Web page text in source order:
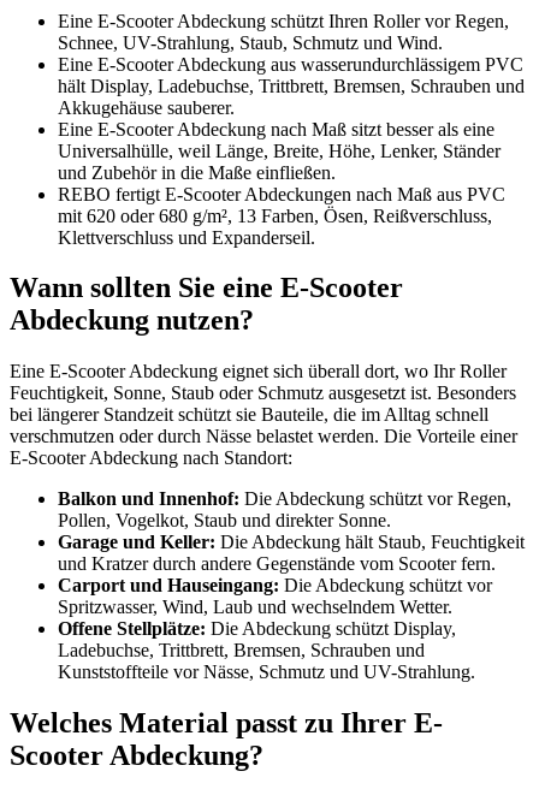
Eine E-Scooter Abdeckung schützt Ihren Roller vor Regen,
Schnee, UV-Strahlung, Staub, Schmutz und Wind.
Eine E-Scooter Abdeckung aus wasserundurchlässigem PVC
hält Display, Ladebuchse, Trittbrett, Bremsen, Schrauben und
Akkugehäuse sauberer.
Eine E-Scooter Abdeckung nach Maß sitzt besser als eine
Universalhülle, weil Länge, Breite, Höhe, Lenker, Ständer
und Zubehör in die Maße einfließen.
REBO fertigt E-Scooter Abdeckungen nach Maß aus PVC
mit 620 oder 680 g/m², 13 Farben, Ösen, Reißverschluss,
Klettverschluss und Expanderseil.
Wann sollten Sie eine E-Scooter
Abdeckung nutzen?
Eine E-Scooter Abdeckung eignet sich überall dort, wo Ihr Roller
Feuchtigkeit, Sonne, Staub oder Schmutz ausgesetzt ist. Besonders
bei längerer Standzeit schützt sie Bauteile, die im Alltag schnell
verschmutzen oder durch Nässe belastet werden. Die Vorteile einer
E-Scooter Abdeckung nach Standort:
Balkon und Innenhof: Die Abdeckung schützt vor Regen,
Pollen, Vogelkot, Staub und direkter Sonne.
Garage und Keller: Die Abdeckung hält Staub, Feuchtigkeit
und Kratzer durch andere Gegenstände vom Scooter fern.
Carport und Hauseingang: Die Abdeckung schützt vor
Spritzwasser, Wind, Laub und wechselndem Wetter.
Offene Stellplätze: Die Abdeckung schützt Display,
Ladebuchse, Trittbrett, Bremsen, Schrauben und
Kunststoffteile vor Nässe, Schmutz und UV-Strahlung.
Welches Material passt zu Ihrer E-
Scooter Abdeckung?